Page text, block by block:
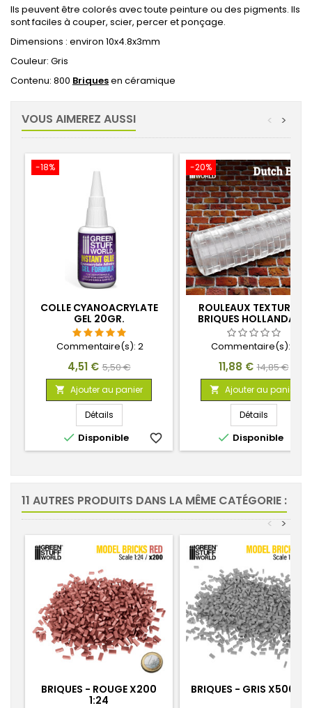
Ils peuvent être colorés avec toute peinture ou des pigments. Ils
sont faciles à couper, scier, percer et ponçage.
Dimensions : environ 10x4.8x3mm
Couleur: Gris
Contenu: 800 Briquesen céramique
VOUS AIMEREZ AUSSI >
<
-18%
COLLE CYANOACRYLATE
GEL 20GR.
Commentaire(s): 2
Prix
4,51 € Prix
de
base
5,50 €
 Ajouter au panier
Détails
 Disponible favorite_border
-20%
ROULEAUX TEXTURÉS -
BRIQUES HOLLANDAISE
Commentaire(s):
Prix
11,88 € Prix
de
base
14,85 €
 Ajouter au panier
Détails
 Disponible
11 AUTRES PRODUITS DANS LA MÊME CATÉGORIE :
>
<
BRIQUES - ROUGE X200
1:24
BRIQUES - GRIS X500